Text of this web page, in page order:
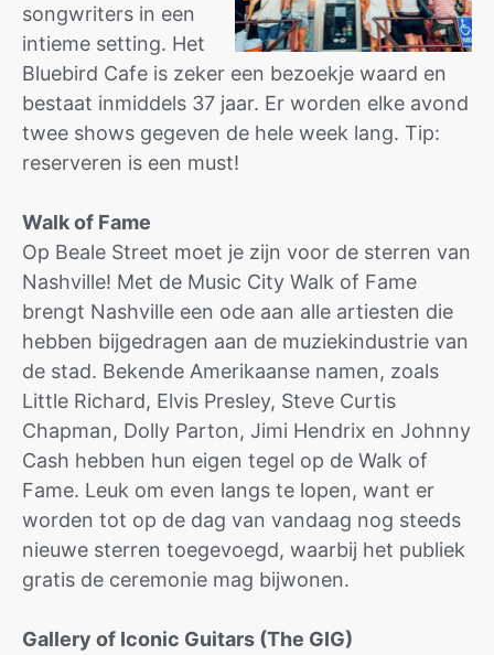
songwriters in een
intieme setting. Het
Bluebird Cafe is zeker een bezoekje waard en
bestaat inmiddels 37 jaar. Er worden elke avond
twee shows gegeven de hele week lang. Tip:
reserveren is een must!
Walk of Fame
Op Beale Street moet je zijn voor de sterren van
Nashville! Met de Music City Walk of Fame
brengt Nashville een ode aan alle artiesten die
hebben bijgedragen aan de muziekindustrie van
de stad. Bekende Amerikaanse namen, zoals
Little Richard, Elvis Presley, Steve Curtis
Chapman, Dolly Parton, Jimi Hendrix en Johnny
Cash hebben hun eigen tegel op de Walk of
Fame. Leuk om even langs te lopen, want er
worden tot op de dag van vandaag nog steeds
nieuwe sterren toegevoegd, waarbij het publiek
gratis de ceremonie mag bijwonen.
Gallery of Iconic Guitars (The GIG)